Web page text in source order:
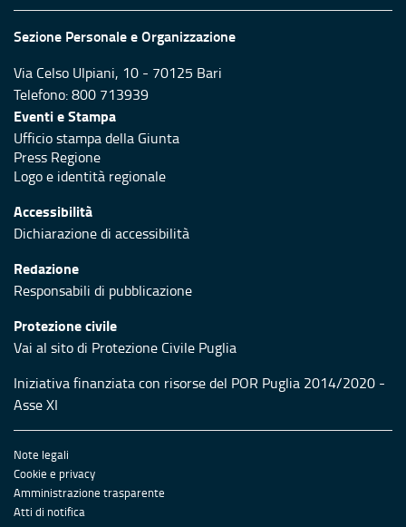
Sezione Personale e Organizzazione
Via Celso Ulpiani, 10 - 70125 Bari
Telefono: 800 713939
Eventi e Stampa
Ufficio stampa della Giunta
Press Regione
Logo e identità regionale
Accessibilità
Dichiarazione di accessibilità
Redazione
Responsabili di pubblicazione
Protezione civile
Vai al sito di Protezione Civile Puglia
Iniziativa finanziata con risorse del POR Puglia 2014/2020 -
Asse XI
Note legali
Cookie e privacy
Amministrazione trasparente
Atti di notifica